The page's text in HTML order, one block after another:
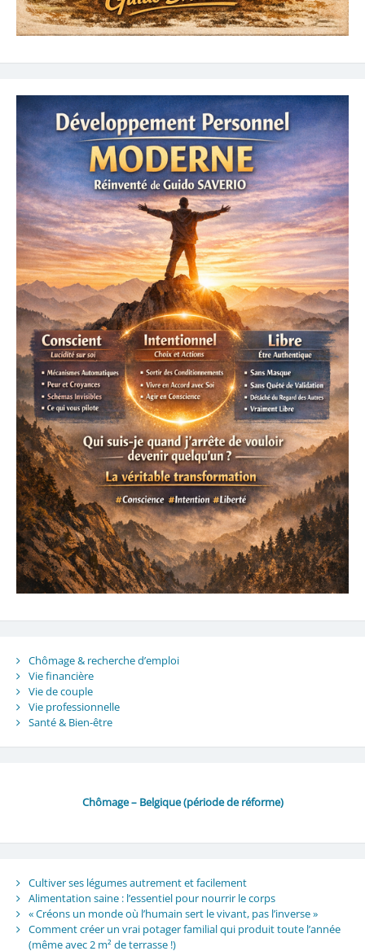
Chômage & recherche d’emploi
Vie financière
Vie de couple
Vie professionnelle
Santé & Bien-être
Chômage – Belgique (période de réforme)
Cultiver ses légumes autrement et facilement
Alimentation saine : l’essentiel pour nourrir le corps
« Créons un monde où l’humain sert le vivant, pas l’inverse »
Comment créer un vrai potager familial qui produit toute l’année
(même avec 2 m² de terrasse !)